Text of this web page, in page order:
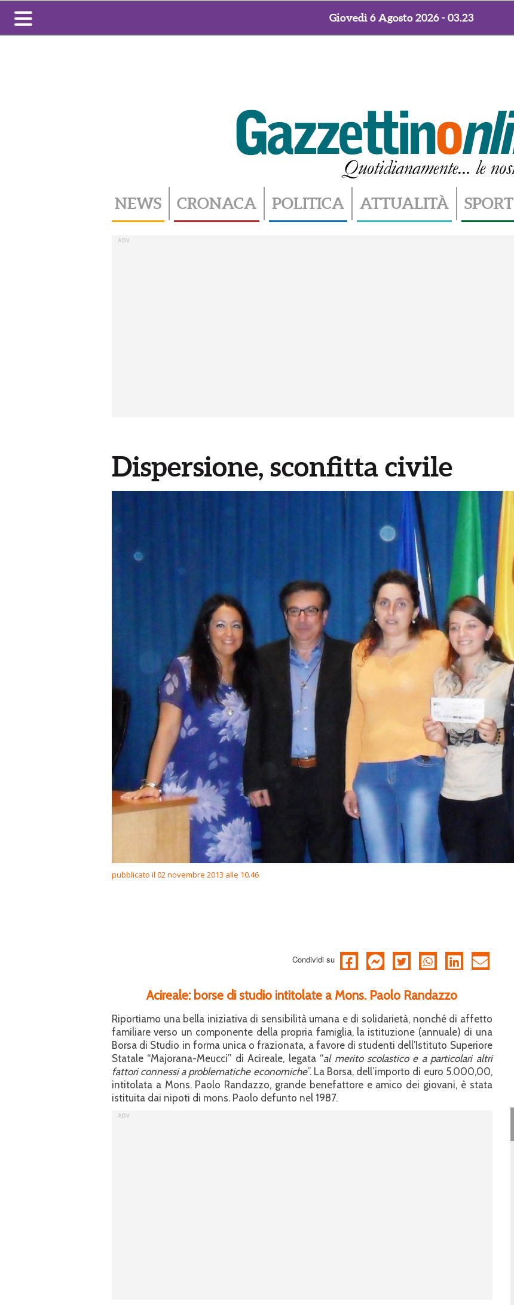
Toggle
navigation
Giovedì 6 Agosto 2026 - 03.23
NEWS CRONACA POLITICA ATTUALITÀ SPORT
Dispersione, sconfitta civile
pubblicato il 02 novembre 2013 alle 10.46
Condividi su
Acireale: borse di studio intitolate a Mons. Paolo Randazzo
Riportiamo una bella iniziativa di sensibilità umana e di solidarietà, nonché di affetto
familiare verso un componente della propria famiglia, la istituzione (annuale) di una
Borsa di Studio in forma unica o frazionata, a favore di studenti dell’Istituto Superiore
Statale “Majorana-Meucci” di Acireale, legata “al merito scolastico e a particolari altri
fattori connessi a problematiche economiche”. La Borsa, dell’importo di euro 5.000,00,
intitolata a Mons. Paolo Randazzo, grande benefattore e amico dei giovani, è stata
istituita dai nipoti di mons. Paolo defunto nel 1987.